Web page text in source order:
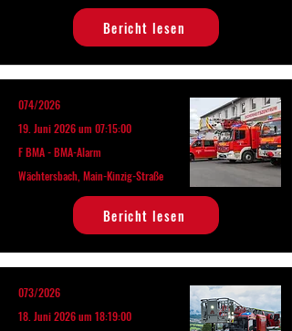
Bericht lesen
074/2026
19. Juni 2026 um 07:15:00
F BMA - BMA-Alarm
Wächtersbach, Main-Kinzig-Straße
Bericht lesen
073/2026
18. Juni 2026 um 18:19:00